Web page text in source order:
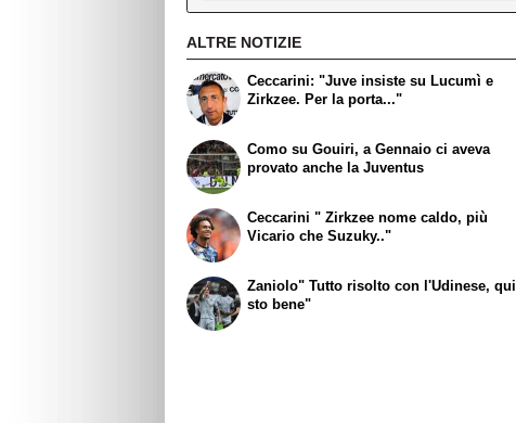
ALTRE NOTIZIE
Ceccarini: "Juve insiste su Lucumì e
Zirkzee. Per la porta..."
Como su Gouiri, a Gennaio ci aveva
provato anche la Juventus
Ceccarini " Zirkzee nome caldo, più
Vicario che Suzuky.."
Zaniolo" Tutto risolto con l'Udinese, qui
sto bene"